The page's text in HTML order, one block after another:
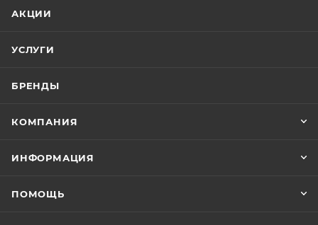
АКЦИИ
УСЛУГИ
БРЕНДЫ
КОМПАНИЯ
ИНФОРМАЦИЯ
ПОМОЩЬ